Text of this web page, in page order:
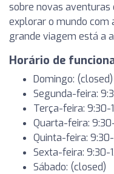
sobre novas aventuras
explorar o mundo com
grande viagem está a
Horário de
Domingo: (closed)
Segunda-feira:
Terça-feira: 9:30-
Quarta-feira:
Quinta-feira: 9:30-
Sexta-feira: 9:30-
Sábado: (closed)